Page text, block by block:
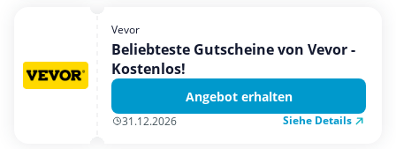
Vevor
Beliebteste Gutscheine von Vevor -
Kostenlos!
Angebot erhalten
31.12.2026 Siehe Details